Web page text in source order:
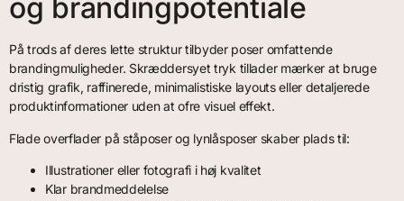
og brandingpotentiale
På trods af deres lette struktur tilbyder poser omfattende
brandingmuligheder. Skræddersyet tryk tillader mærker at bruge
dristig grafik, raffinerede, minimalistiske layouts eller detaljerede
produktinformationer uden at ofre visuel effekt.
Flade overflader på ståposer og lynlåsposer skaber plads til:
Illustrationer eller fotografi i høj kvalitet
Klar brandmeddelelse